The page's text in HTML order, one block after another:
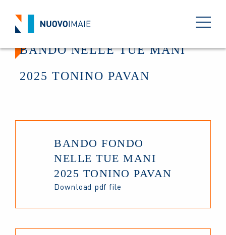
BANDO NELLE TUE MANI
2025 TONINO PAVAN
BANDO FONDO
NELLE TUE MANI
2025 TONINO PAVAN
Download pdf file